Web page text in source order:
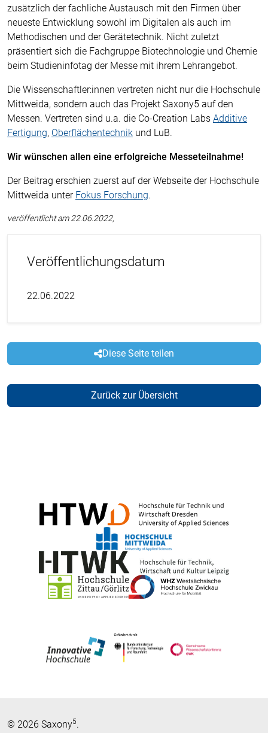
zusätzlich der fachliche Austausch mit den Firmen über
neueste Entwicklung sowohl im Digitalen als auch im
Methodischen und der Gerätetechnik. Nicht zuletzt
präsentiert sich die Fachgruppe Biotechnologie und Chemie
beim Studieninfotag der Messe mit ihrem Lehrangebot.
Die Wissenschaftler:innen vertreten nicht nur die Hochschule
Mittweida, sondern auch das Projekt Saxony5 auf den
Messen. Vertreten sind u.a. die Co-Creation Labs Additive
Fertigung, Oberflächentechnik und LuB.
Wir wünschen allen eine erfolgreiche Messeteilnahme!
Der Beitrag erschien zuerst auf der Webseite der Hochschule
Mittweida unter Fokus Forschung.
veröffentlicht am 22.06.2022,
Veröffentlichungsdatum
22.06.2022
Diese Seite teilen
Zurück zur Übersicht
© 2026 Saxony5.